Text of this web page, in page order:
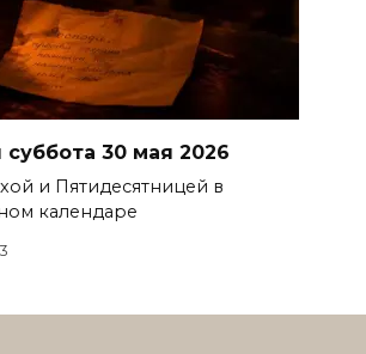
суббота 30 мая 2026
и Пятидесятницей в
календаре